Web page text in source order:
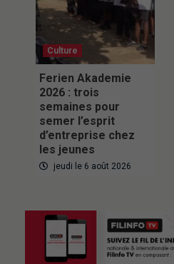
Culture
Ferien Akademie
2026 : trois
semaines pour
semer l’esprit
d’entreprise chez
les jeunes
jeudi le 6 août 2026